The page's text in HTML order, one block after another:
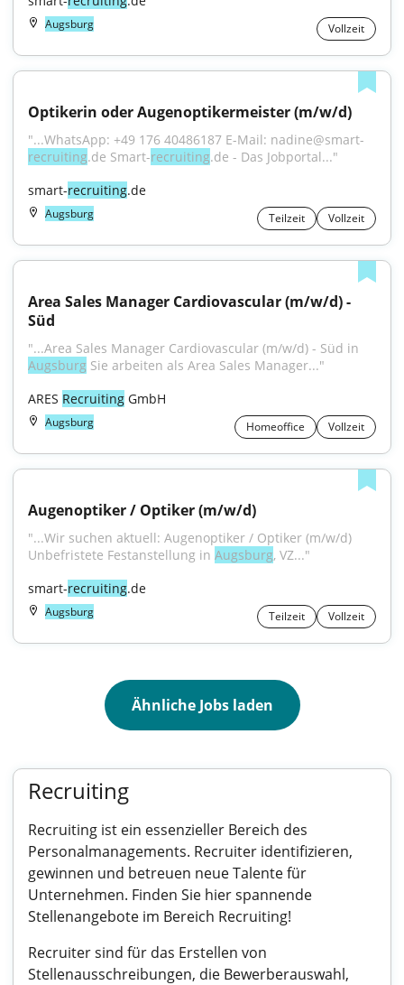
Augsburg Vollzeit
Optikerin oder Augenoptikermeister (m/w/d)
"...WhatsApp: +49 176 40486187 E-Mail: nadine@smart-
recruiting.de Smart-recruiting.de - Das Jobportal..."
smart-recruiting.de
Augsburg Teilzeit Vollzeit
Area Sales Manager Cardiovascular (m/w/d) -
Süd
Augsburg Sie arbeiten als Area Sales Manager..."
ARES Recruiting GmbH
Augsburg Homeoffice Vollzeit
Augenoptiker / Optiker (m/w/d)
"...Wir suchen aktuell: Augenoptiker / Optiker (m/w/d)
Unbefristete Festanstellung in Augsburg, VZ..."
smart-recruiting.de
Augsburg Teilzeit Vollzeit
Ähnliche Jobs laden
Recruiting
Recruiting ist ein essenzieller Bereich des
Personalmanagements. Recruiter identifizieren,
gewinnen und betreuen neue Talente für
Unternehmen. Finden Sie hier spannende
Stellenangebote im Bereich Recruiting!
Recruiter sind für das Erstellen von
Stellenausschreibungen, die Bewerberauswahl,